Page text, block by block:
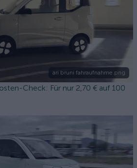
ari bruni fahraufnahme.png
Check: Für nur 2,70 € auf 100